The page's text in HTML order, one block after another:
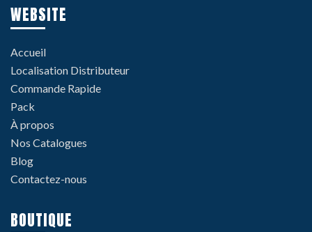
WEBSITE
Accueil
Localisation Distributeur
Commande Rapide
Pack
À propos
Nos Catalogues
Blog
Contactez-nous
BOUTIQUE